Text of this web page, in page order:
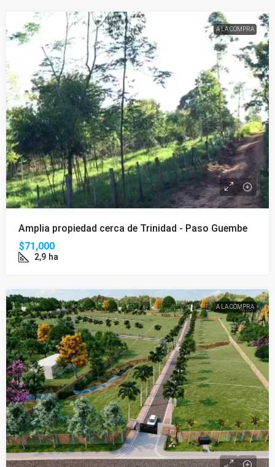
A LA COMPRA
Amplia propiedad cerca de Trinidad - Paso Guembe
$71,000
2,9 ha
A LA COMPRA